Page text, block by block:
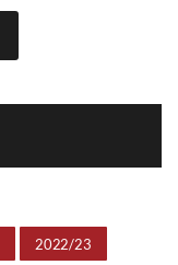
2022/23